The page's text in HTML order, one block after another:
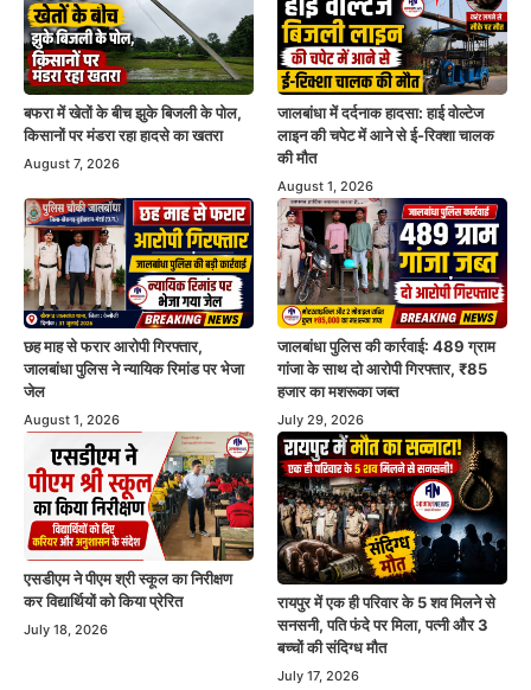
बफरा में खेतों के बीच झुके बिजली के पोल,
किसानों पर मंडरा रहा हादसे का खतरा
August 7, 2026
जालबांधा में दर्दनाक हादसा: हाई वोल्टेज
लाइन की चपेट में आने से ई-रिक्शा चालक
की मौत
August 1, 2026
छह माह से फरार आरोपी गिरफ्तार,
जालबांधा पुलिस ने न्यायिक रिमांड पर भेजा
जेल
August 1, 2026
जालबांधा पुलिस की कार्रवाई: 489 ग्राम
गांजा के साथ दो आरोपी गिरफ्तार, ₹85
हजार का मशरूका जब्त
July 29, 2026
एसडीएम ने पीएम श्री स्कूल का निरीक्षण
कर विद्यार्थियों को किया प्रेरित
July 18, 2026
रायपुर में एक ही परिवार के 5 शव मिलने से
सनसनी, पति फंदे पर मिला, पत्नी और 3
बच्चों की संदिग्ध मौत
July 17, 2026